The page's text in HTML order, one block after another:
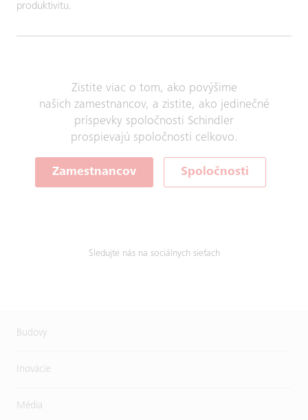
produktivitu.
Zistite viac o tom, ako povýšime
našich zamestnancov, a zistite, ako jedinečné
príspevky spoločnosti Schindler
prospievajú spoločnosti celkovo.
Zamestnancov Spoločnosti
Sledujte nás na sociálnych sieťach
Budovy
Inovácie
Média